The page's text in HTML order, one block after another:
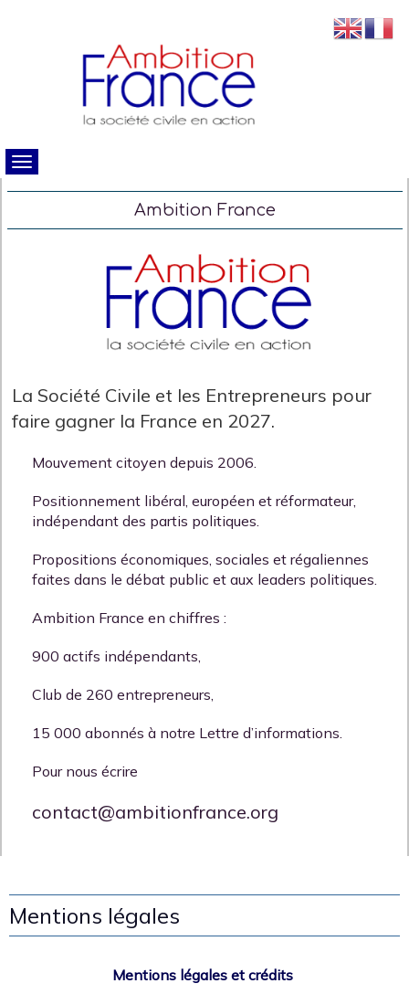
Ambition France
La Société Civile et les Entrepreneurs pour
faire gagner la France en 2027.
Mouvement citoyen depuis 2006.
Positionnement libéral, européen et réformateur,
indépendant des partis politiques.
Propositions économiques, sociales et régaliennes
faites dans le débat public et aux leaders politiques.
Ambition France en chiffres :
900 actifs indépendants,
Club de 260 entrepreneurs,
15 000 abonnés à notre Lettre d’informations.
Pour nous écrire
contact@ambitionfrance.org
Mentions légales
Mentions légales et crédits